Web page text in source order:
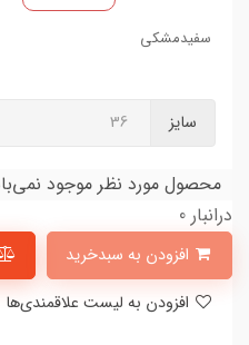
سفید‌مشکی
سایز
محصول مورد نظر موجود
درانبار 0